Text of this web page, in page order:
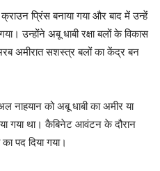
प्रिंस बनाया गया और बाद में उन्हें
उन्होंने अबू धाबी रक्षा बलों के विकास
अमीरात सशस्त्र बलों का केंद्र बन
को अबू धाबी का अमीर या
गया था। कैबिनेट आवंटन के दौरान
पद दिया गया।